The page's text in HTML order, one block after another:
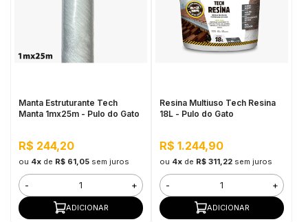
a categoria
Manta Estruturante Tech
Manta 1mx25m - Pulo do Gato
R$ 244,20
ou 4xde R$ 61,05 sem juros
- +
ADICIONAR
Resina Multiuso Tech Resina
18L - Pulo do Gato
R$ 1.244,90
ou 4xde R$ 311,22 sem juros
- +
ADICIONAR